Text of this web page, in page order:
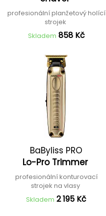
profesionální planžetový holící
strojek
Skladem 858 Kč
BaByliss PRO
Lo-Pro Trimmer
profesionální konturovací
strojek na vlasy
Skladem 2 195 Kč